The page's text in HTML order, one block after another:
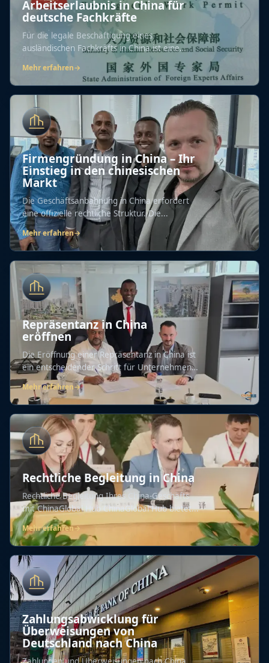
Arbeitserlaubnis in China für
deutsche Fachkräfte
Für die legale Beschäftigung eines
ausländischen Fachkräfts in China ist eine
Mehr erfahren→
Firmengründung in China – Ihr
Einstieg in den chinesischen
Markt
Die Geschäftsanbahnung in China erfordert
eine offizielle rechtliche Struktur. Die...
Mehr erfahren→
Repräsentanz in China
eröffnen
Die Eröffnung einer Repräsentanz in China ist
ein entscheidender Schritt für Unternehmen,
die...
Mehr erfahren→
Rechtliche Begleitung in China
Rechtliche Begleitung Ihres China-Geschäfts
mit ChinaGlobal Hub ChinaGlobal Hub bietet...
Mehr erfahren→
Zahlungsabwicklung für
Überweisungen von
Deutschland nach China